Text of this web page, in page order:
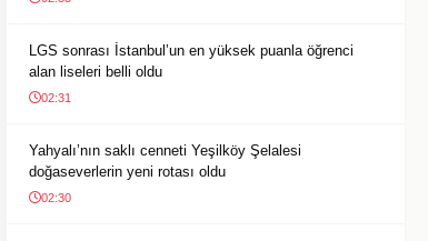
LGS sonrası İstanbul’un en yüksek puanla öğrenci
alan liseleri belli oldu
02:31
Yahyalı’nın saklı cenneti Yeşilköy Şelalesi
doğaseverlerin yeni rotası oldu
02:30